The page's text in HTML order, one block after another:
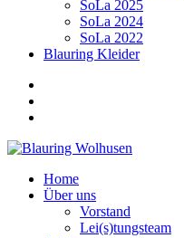
SoLa 2025
SoLa 2024
SoLa 2022
Blauring Kleider
Home
Über uns
Vorstand
Lei(s)tungsteam